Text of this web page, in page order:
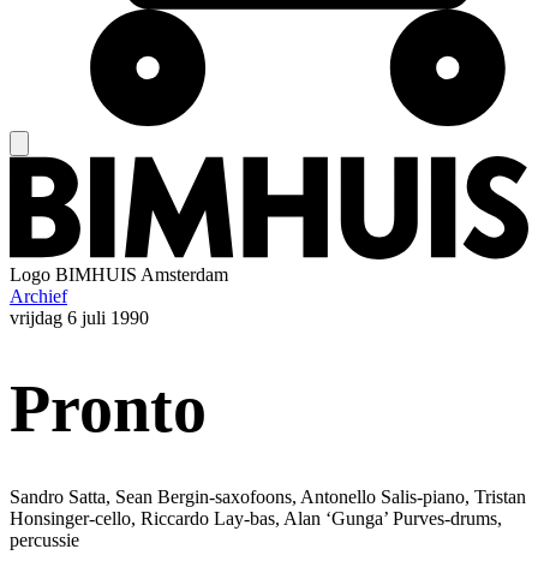
Logo BIMHUIS Amsterdam
Archief
vrijdag 6 juli 1990
Pronto
Sandro Satta, Sean Bergin-saxofoons, Antonello Salis-piano, Tristan
Honsinger-cello, Riccardo Lay-bas, Alan ‘Gunga’ Purves-drums,
percussie